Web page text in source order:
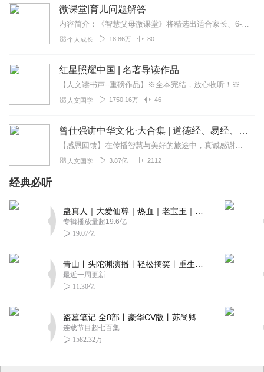
微课堂|育儿问题解答
内容简介：《智慧父母微课堂》将精选出适合家长、6-18周岁的孩子的美文、名著故事、育儿理念、心理学方法等。在家长的育儿道路上、孩子的成长路程中，助您一臂之力！播...
个人成长 18.86万 80
红星照耀中国 | 名著导读作品
【人文读书声--重磅作品】※全本完结，放心收听！※八年级（上）语文教科书名著导读指定作品，同名有声书！※著名翻译家董乐山先生权威中文译本！※人民文学出版...
人文国学 1750.16万 46
曾仕强讲中华文化·大合集 | 道德经、易经、三国演义中的国学
【感恩回馈】在传播智慧与美好的旅途中，真诚感谢每一位伙伴的温暖陪伴与鼎力支持！欢迎曾仕强学堂粉丝听友们入群交流，更多新鲜玩法和福利活动等你！添加微信：zengf...
人文国学 3.87亿 2112
经典必听
专辑播放量超19.6亿
19.07亿
最近一周更新
11.30亿
连载节目超七百集
1582.32万